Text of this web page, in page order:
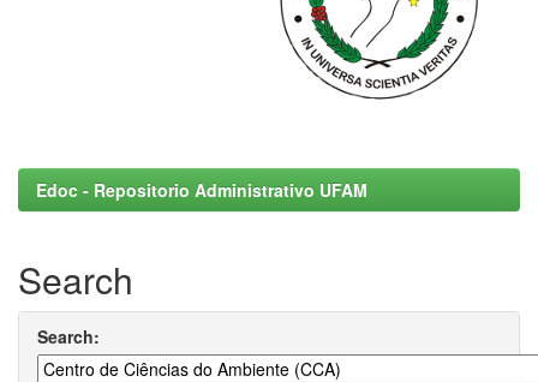
Edoc - Repositorio Administrativo UFAM
Search
Search: